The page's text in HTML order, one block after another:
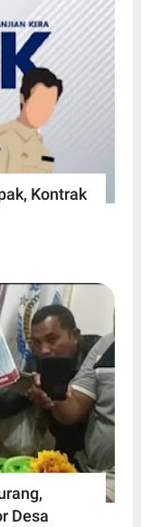
Kontrak
Desa